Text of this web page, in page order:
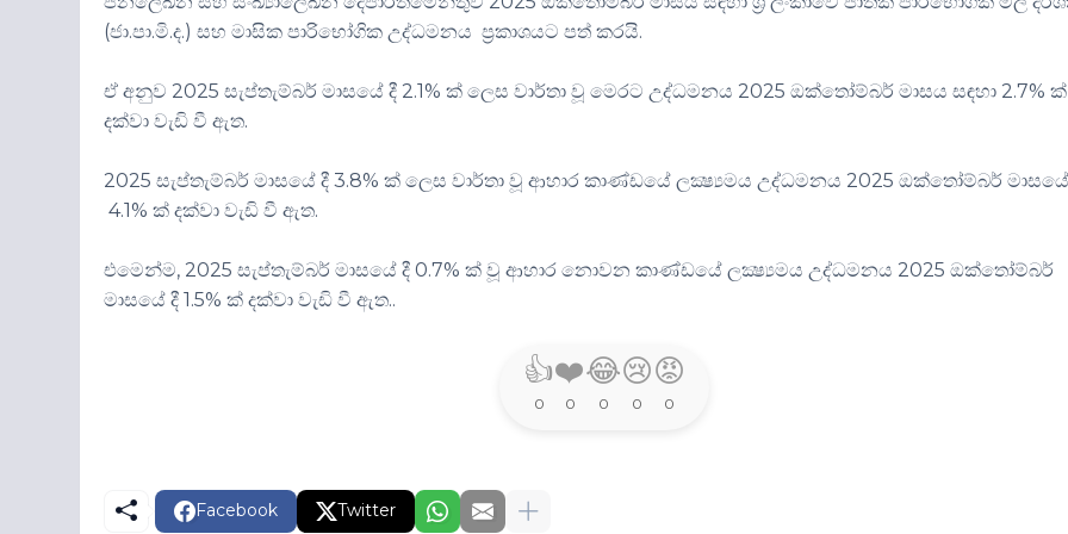
(ජා.පා.මි.ද.) සහ මාසික පාරිභෝගික උද්ධමනය ප්‍රකාශයට පත් කරයි.
ඒ අනුව 2025 සැප්තැම්බර් මාසයේ දී 2.1% ක් ලෙස වාර්තා වූ මෙරට උද්ධමනය 2025 ඔක්තෝම්බර් මාසය සඳහා 2.7% ක්
දක්වා වැඩි වී ඇත.
2025 සැප්තැම්බර් මාසයේ දී 3.8% ක් ලෙස වාර්තා වූ ආහාර කාණ්ඩයේ ලක්‍ෂ්‍යමය උද්ධමනය 2025 ඔක්තෝම්බර්
4.1% ක් දක්වා වැඩි වී ඇත.
එමෙන්ම, 2025 සැප්තැම්බර් මාසයේ දී 0.7% ක් වූ ආහාර නොවන කාණ්ඩයේ ලක්‍ෂ්‍යමය උද්ධමනය 2025 ඔක්තෝම්බර්
මාසයේ දී 1.5% ක් දක්වා වැඩි වී ඇත..
👍
0
❤️
0
😂
0
😢
0
😡
0
Facebook Twitter